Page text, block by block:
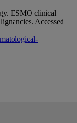
ESMO clinical
Accessed